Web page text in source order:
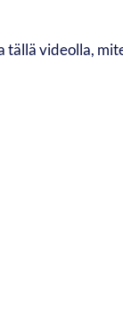
tällä videolla,